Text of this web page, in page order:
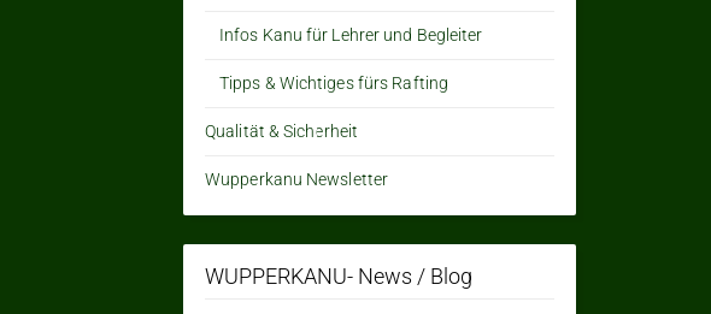
Infos Kanu für Lehrer und Begleiter
Tipps & Wichtiges fürs Rafting
Qualität & Sicherheit
Wupperkanu Newsletter
WUPPERKANU- News / Blog